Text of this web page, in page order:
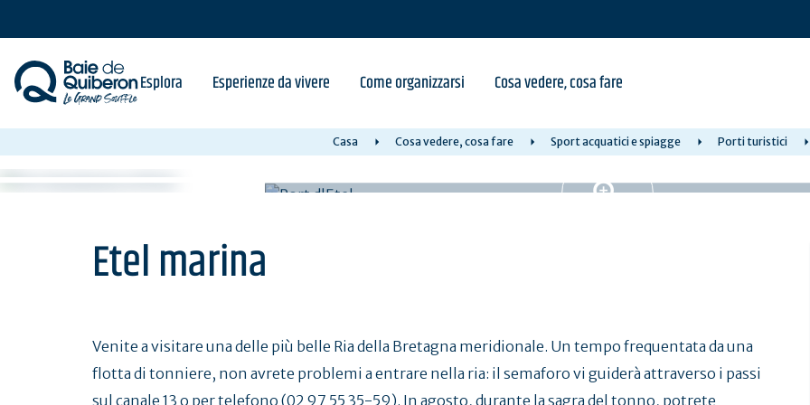
content
Esplora Esperienze da vivere Come organizzarsi Cosa vedere, cosa fare
Casa Cosa vedere, cosa fare Sport acquatici e spiagge Porti turistici
Etel marina
Venite a visitare una delle più belle Ria della Bretagna meridionale. Un tempo frequentata da una
flotta di tonniere, non avrete problemi a entrare nella ria: il semaforo vi guiderà attraverso i passi
sul canale 13 o per telefono (02 97 55 35-59). In agosto, durante la sagra del tonno, potrete